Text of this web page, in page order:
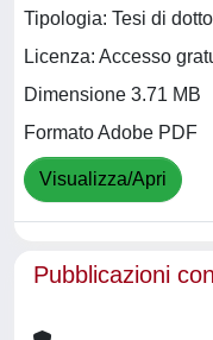
Tipologia: Tesi di
Licenza: Accesso
Dimensione 3.71 MB
Formato Adobe PDF
Visualizza/Apri
Pubblicazioni